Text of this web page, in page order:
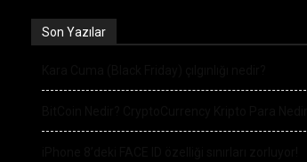
Son Yazılar